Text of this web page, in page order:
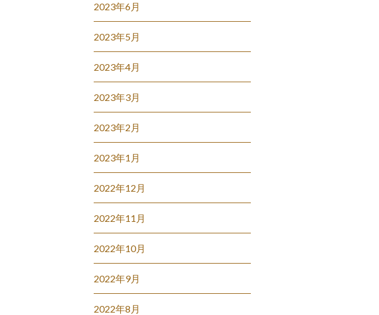
2023年6月
2023年5月
2023年4月
2023年3月
2023年2月
2023年1月
2022年12月
2022年11月
2022年10月
2022年9月
2022年8月